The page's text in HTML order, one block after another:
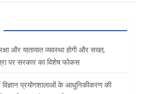
और यातायात व्यवस्था होगी और सख्त,
पर सरकार का विशेष फोकस
प्रयोगशालाओं के आधुनिकीकरण की